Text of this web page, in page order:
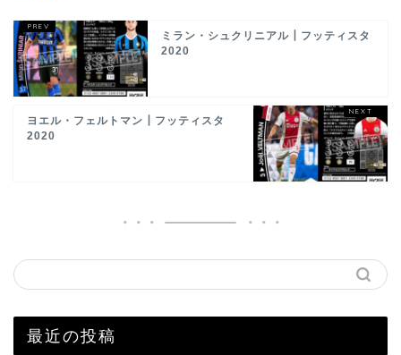
ミラン・シュクリニアル┃フッティスタ
2020
ヨエル・フェルトマン┃フッティスタ
2020
最近の投稿